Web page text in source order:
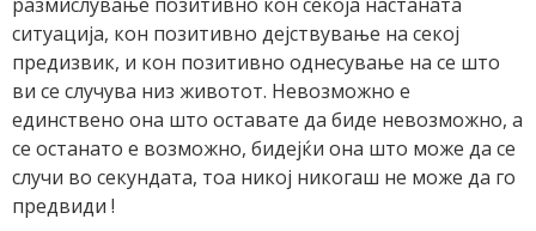
ситуација, кон позитивно дејствување на секој
предизвик, и кон позитивно однесување на се што
ви се случува низ животот. Невозможно е
единствено она што оставате да биде невозможно, а
се останато е возможно, бидејќи она што може да се
случи во секундата, тоа никој никогаш не може да го
предвиди !